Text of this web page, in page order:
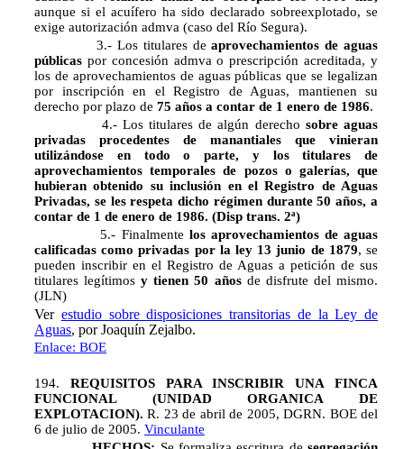
aunque si el acuífero ha sido declarado sobreexplotado, se
exige autorización admva (caso del Río Segura).
3.- Los titulares deaprovechamientos de aguas
públicas por concesión admva o prescripción acreditada, y
los de aprovechamientos de aguas públicas que se legalizan
por inscripción en el Registro de Aguas, mantienen su
derecho por plazo de 75 años a contar de 1 enero de 1986.
4.- Los titulares de algún derecho sobre aguas
privadas procedentes de manantiales que vinieran
utilizándose en todo o parte, y los titulares de
aprovechamientos temporales de pozos o galerías, que
hubieran obtenido su inclusión en el Registro de Aguas
Privadas, se les respeta dicho régimen durante 50 años, a
contar de 1 de enero de 1986. (Disp trans. 2ª)
5.- Finalmente los aprovechamientos de aguas
calificadas como privadas por la ley 13 junio de 1879, se
pueden inscribir en el Registro de Aguas a petición de sus
titulares legítimosy tienen 50 añosde disfrute del mismo.
(JLN)
Ver estudio sobre disposiciones transitorias de la Ley de
Aguas, por Joaquín Zejalbo.
Enlace: BOE
194. REQUISITOS PARA INSCRIBIR UNA FINCA
FUNCIONAL (UNIDAD ORGANICA DE
EXPLOTACION).R. 23 de abril de 2005, DGRN. BOE del
6 de julio de 2005. Vinculante